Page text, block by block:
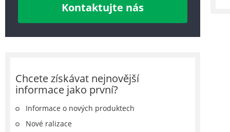
Kontaktujte nás
Chcete získávat nejnovější
informace jako první?
Informace o nových produktech
Nové ralizace